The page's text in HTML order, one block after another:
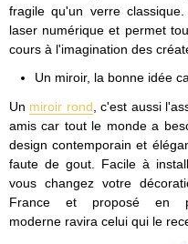
fragile qu'un verre
laser numérique et permet
cours à l'imagination des
Un miroir, la bonne idée
Un miroir rond , c'est aussi
amis car tout le monde a
design contemporain et
faute de gout. Facile à
vous changez votre
France et proposé en
moderne ravira celui qui le